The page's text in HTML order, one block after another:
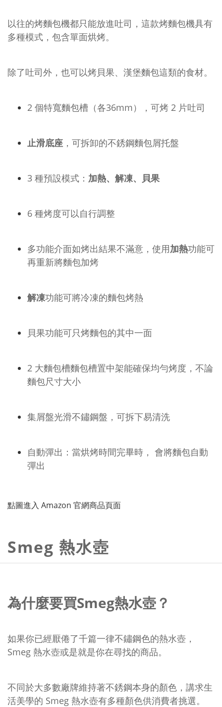
以往的烤麵包機都只能放進吐司，這款烤麵包機具有
多種模式，包含單面烘烤。
除了吐司外，也可以烤貝果、漢堡麵包這類的食材。
2 個特寬麵包槽（各36mm），可烤 2 片吐司
止滑底座 ，可拆卸的不銹鋼麵包屑托盤
3 種預設模式： 加熱、解凍、貝果
6 種烤度可以自行調整
多功能介面如烤出結果不滿意，使用加熱功能可
再重新將麵包加烤
解凍功能可將冷凍的麵包烤熱
貝果功能可只烤麵包的其中一面
2 大麵包槽麵包槽置中架能確保均勻烤度，不論
麵包尺寸大小
集屑盤光滑不鏽鋼盤，可拆下易清洗
自動彈出：當烘烤時間完畢時， 會將麵包自動
彈出
點圖進入 Amazon 官網商品頁面
Smeg 熱水壺
為什麼要買Smeg熱水壺？
如果你已經厭倦了千篇一律不鏽鋼色的熱水壺，
Smeg 熱水壺或是就是你在尋找的商品。
不同於大多數廠牌維持著不銹鋼本身的顏色，講求生
活美學的 Smeg 熱水壺有多種顏色供消費者挑選。